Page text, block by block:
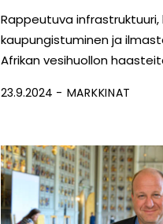
Rappeutuva
kaupungistuminen ja
Afrikan vesihuollon
23.9.2024 MARKKINAT